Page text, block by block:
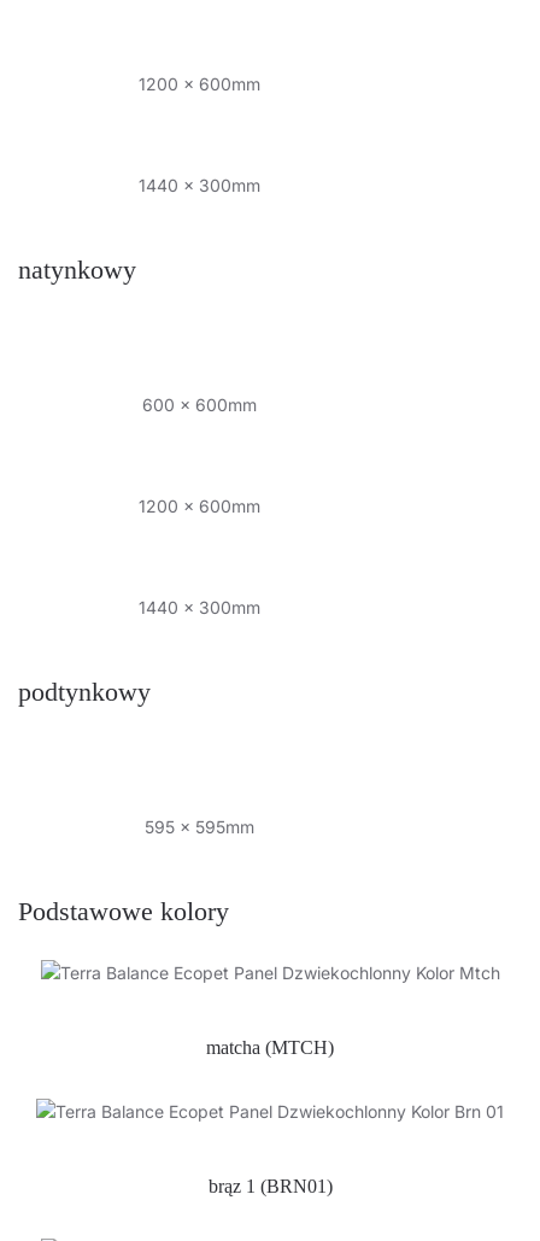
1200 x 600mm
1440 x 300mm
natynkowy
600 x 600mm
1200 x 600mm
1440 x 300mm
podtynkowy
595 x 595mm
Podstawowe kolory
matcha (MTCH)
brąz 1 (BRN01)